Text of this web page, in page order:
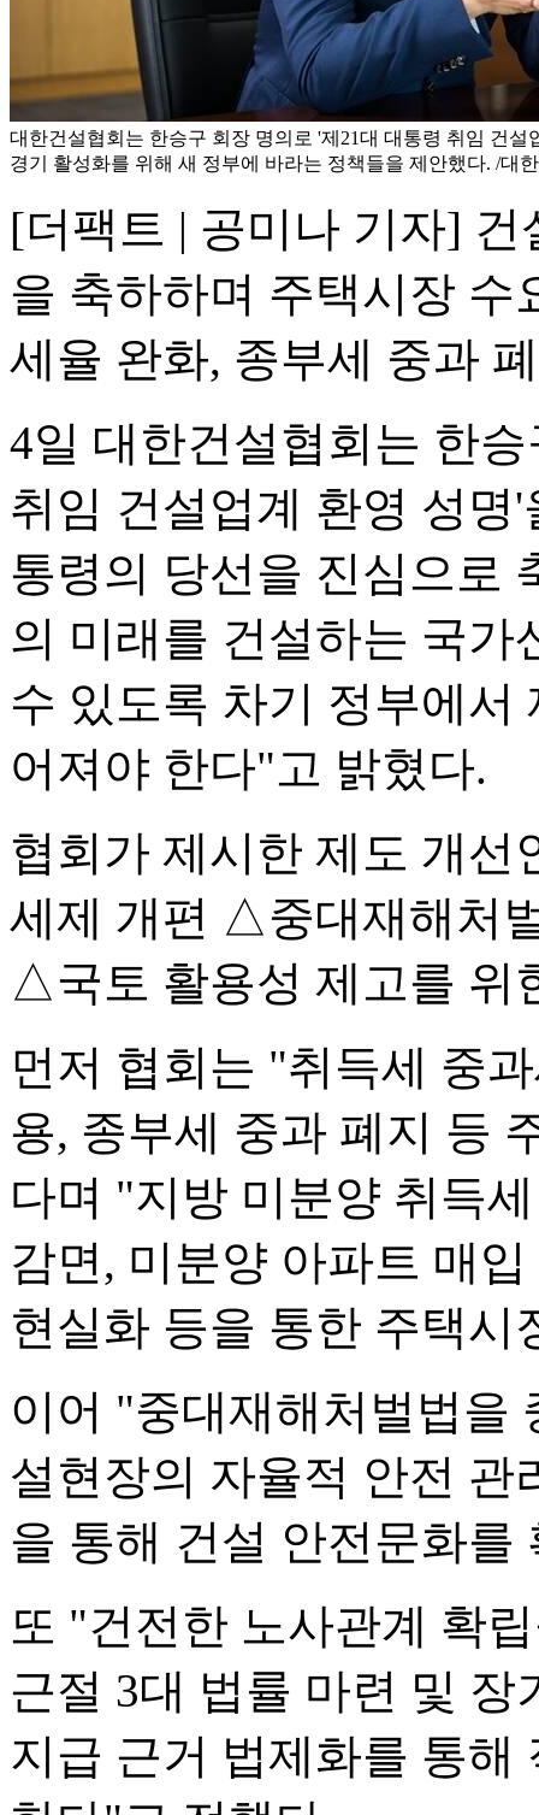
대한건설협회는 한승구 회장 명의로 '제21대 대통령 취임 건설
경기 활성화를 위해 새 정부에 바라는 정책들을 제안했다. /대
[더팩트 | 공미나 기자]
을 축하하며 주택시장 수
세율 완화, 종부세 중과
4일 대한건설협회는 한
취임 건설업계 환영 성명
통령의 당선을 진심으로
의 미래를 건설하는 국가
수 있도록 차기 정부에서
어져야 한다"고 밝혔다.
협회가 제시한 제도 개
세제 개편 △중대재해처
△국토 활용성 제고를 위
먼저 협회는 "취득세 중
용, 종부세 중과 폐지 등
다며 "지방 미분양 취득
감면, 미분양 아파트 매
현실화 등을 통한 주택시
이어 "중대재해처벌법을
설현장의 자율적 안전 관
을 통해 건설 안전문화를
또 "건전한 노사관계 확
근절 3대 법률 마련 및
지급 근거 법제화를 통해